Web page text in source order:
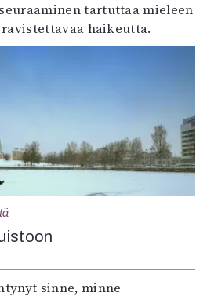
tartuttaa mieleen
haikeutta.
sinne, minne